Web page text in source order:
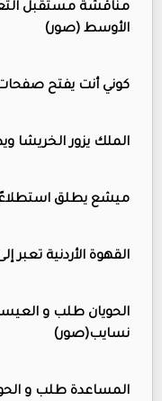
مناقشة مستقبل
الأوسط (صور)
كوني أنت يفتح صفحات
الملك يزور الخريشا
ميشع يطلق
القهوة الأردنية تعبر
الحويان طلب و
نسايب(صور)
المساعدة طلب و